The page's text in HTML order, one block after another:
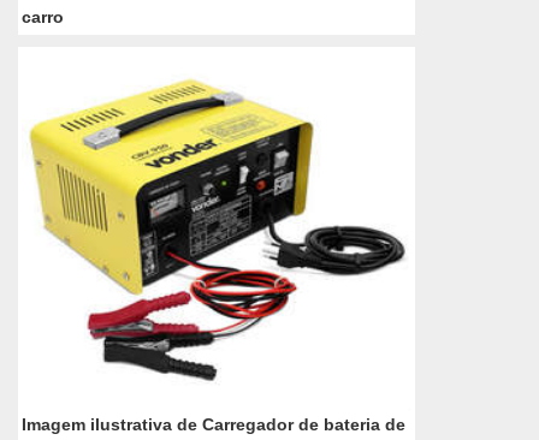
carro
Imagem ilustrativa de Carregador de bateria de